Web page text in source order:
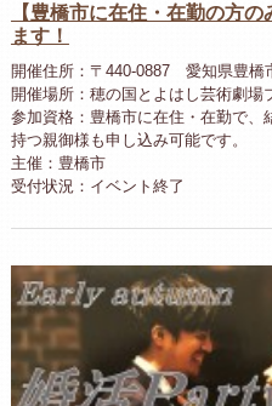
【豊橋市に在住・在勤の方
ます！
開催住所：〒440-0887 愛知県豊橋
開催場所：穂の国とよはし芸術劇場
参加資格：豊橋市に在住・在勤で
持つ親御様も申し込み可能です。
主催：豊橋市
受付状況：イベント終了